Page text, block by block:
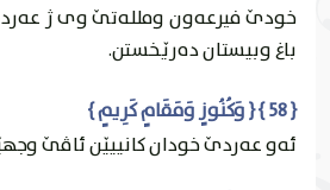
خودێ فيرعه‌ون وملله‌تێ وى ژ
باغ وبيستان ده‌رێخستن.
{ 58 } { وَكُنُوزٍ وَمَقَامٍ كَرِيمٍ }
ئەو عەردێ خودان كانییێن ئاڤێ